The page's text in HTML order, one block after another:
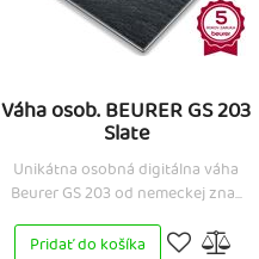
Váha osob. BEURER GS 203
Slate
Unikátna osobná digitálna váha
Beurer GS 203 od nemeckej zna...
Pridať do košíka